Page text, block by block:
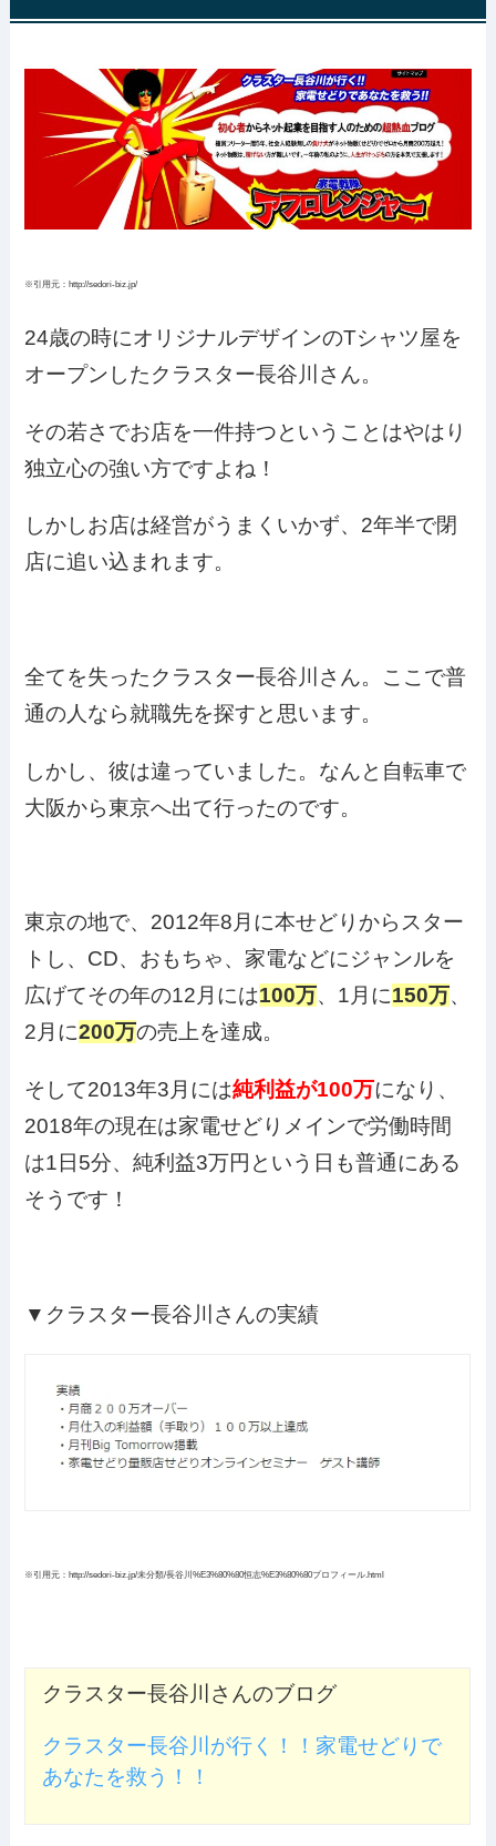
※引用元：http://sedori-biz.jp/
24歳の時にオリジナルデザインのTシャツ屋を
オープンしたクラスター長谷川さん。
その若さでお店を一件持つということはやはり
独立心の強い方ですよね！
しかしお店は経営がうまくいかず、2年半で閉
店に追い込まれます。
全てを失ったクラスター長谷川さん。ここで普
通の人なら就職先を探すと思います。
しかし、彼は違っていました。なんと自転車で
大阪から東京へ出て行ったのです。
東京の地で、2012年8月に本せどりからスター
トし、CD、おもちゃ、家電などにジャンルを
広げてその年の12月には100万、1月に150万、
2月に200万の売上を達成。
そして2013年3月には純利益が100万になり、
2018年の現在は家電せどりメインで労働時間
は1日5分、純利益3万円という日も普通にある
そうです！
▼クラスター長谷川さんの実績
※引用元：http://sedori-biz.jp/未分類/長谷川%E3%80%80恒志%E3%80%80プロフィール.html
クラスター長谷川さんのブログ
クラスター長谷川が行く！！家電せどりで
あなたを救う！！